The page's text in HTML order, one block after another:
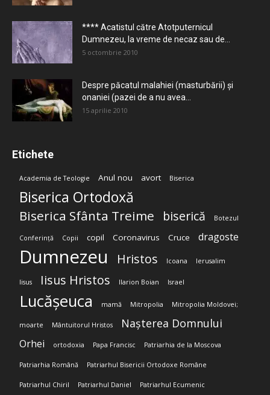
**** Acatistul către Atotputernicul
Dumnezeu, la vreme de necaz sau de...
5 octombrie 2010
Despre păcatul malahiei (masturbării) şi
onaniei (pazei de a nu avea...
15 aprilie 2010
Etichete
Academia de Teologie Anul nou avort Biserica
Biserica Ortodoxă
Biserica Sfânta Treime biserică Botezul
Conferință Copii copil Coronavirus Cruce dragoste
Dumnezeu Hristos Icoana Ierusalim
Iisus Iisus Hristos Ilarion Boian Israel
Lucășeuca mamă Mitropolia Mitropolia Moldovei;
moarte Mântuitorul Hristos Nașterea Domnului
Orhei ortodoxia Papa Francisc Patriarhia de la Moscova
Patriarhia Română Patriarhul Bisericii Ortodoxe Române
Patriarhul Chiril Patriarhul Daniel Patriarhul Ecumenic